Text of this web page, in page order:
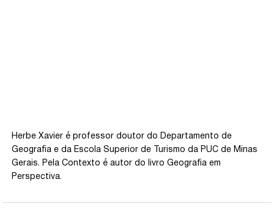
Herbe Xavier é professor doutor do Departamento de
Geografia e da Escola Superior de Turismo da PUC de Minas
Gerais. Pela Contexto é autor do livro Geografia em
Perspectiva.